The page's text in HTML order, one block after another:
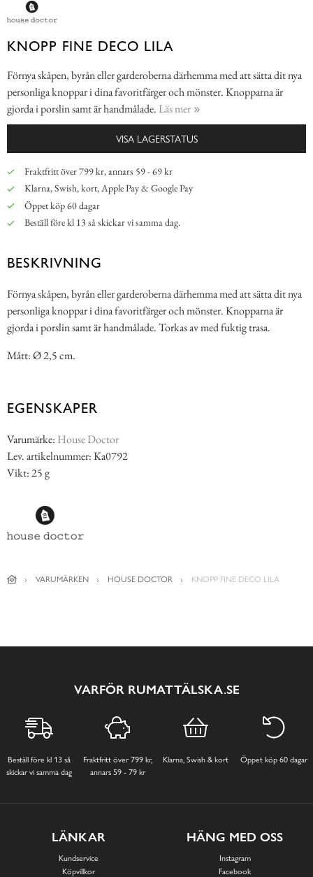
KNOPP FINE DECO LILA
Förnya skåpen, byrån eller garderoberna därhemma med att sätta dit nya
personliga knoppar i dina favoritfärger och mönster. Knopparna är
gjorda i porslin samt är handmålade. Läs mer
VISA LAGERSTATUS
Fraktfritt över 799 kr, annars 59 - 69 kr
Klarna, Swish, kort, Apple Pay & Google Pay
Öppet köp 60 dagar
Beställ före kl 13 så skickar vi samma dag.
BESKRIVNING
Förnya skåpen, byrån eller garderoberna därhemma med att sätta dit nya
personliga knoppar i dina favoritfärger och mönster. Knopparna är
gjorda i porslin samt är handmålade. Torkas av med fuktig trasa.
Mått: Ø 2,5 cm.
EGENSKAPER
Varumärke: House Doctor
Lev. artikelnummer: Ka0792
Vikt: 25 g
VARUMÄRKEN HOUSE DOCTOR KNOPP FINE DECO LILA
VARFÖR RUMATTÄLSKA.SE
Beställ före kl 13 så
skickar vi samma dag
Fraktfritt över 799 kr,
annars 59 - 79 kr
Klarna, Swish & kort Öppet köp 60 dagar
LÄNKAR
Kundservice
Köpvillkor
HÄNG MED OSS
Instagram
Facebook